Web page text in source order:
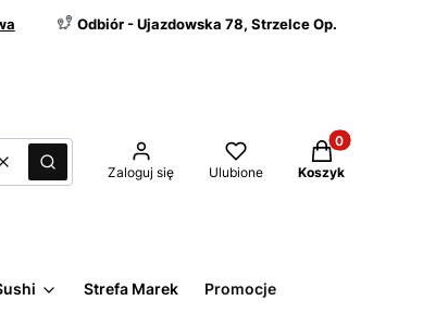
Odbiór - Ujazdowska 78, Strzelce Op.
WyczyśćSzukaj Zaloguj się Ulubione
Produkty w
Koszyk
Strefa Marek Promocje